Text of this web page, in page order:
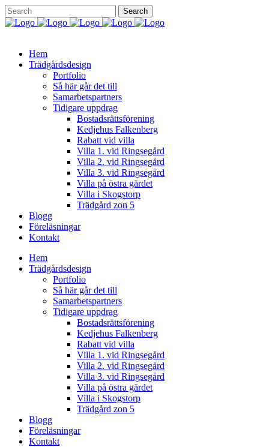
Hem
Trädgårdsdesign
Portfolio
Så här går det till
Samarbetspartners
Tidigare uppdrag
Bostadsrättsförening
Kedjehus Falkenberg
Rabatt vid villa
Villa 1. vid Ringsegård
Villa 2. vid Ringsegård
Villa 3. vid Ringsegård
Villa på östra gärdet
Villa i Skogstorp
Trädgård zon 5
Blogg
Föreläsningar
Kontakt
Hem
Trädgårdsdesign
Portfolio
Så här går det till
Samarbetspartners
Tidigare uppdrag
Bostadsrättsförening
Kedjehus Falkenberg
Rabatt vid villa
Villa 1. vid Ringsegård
Villa 2. vid Ringsegård
Villa 3. vid Ringsegård
Villa på östra gärdet
Villa i Skogstorp
Trädgård zon 5
Blogg
Föreläsningar
Kontakt